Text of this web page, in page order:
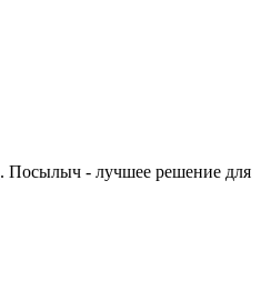
. Посылыч - лучшее решение для